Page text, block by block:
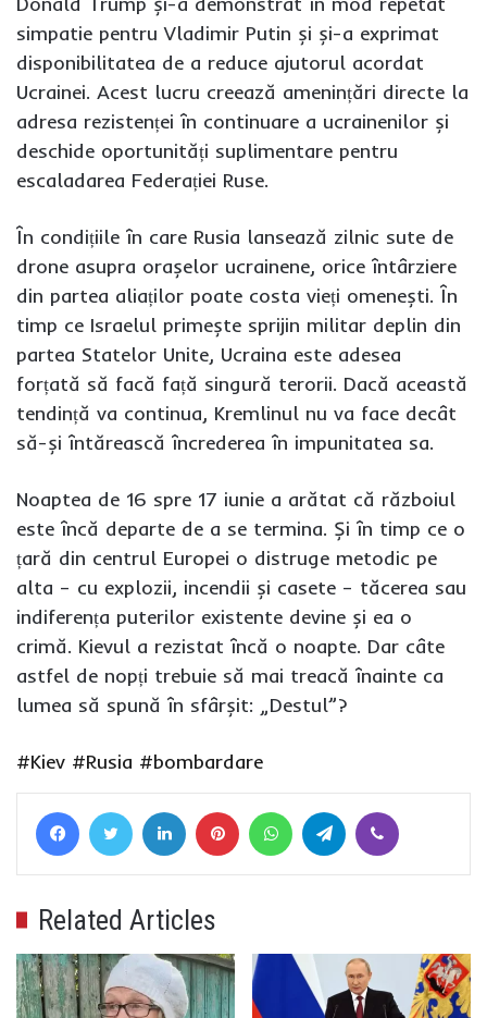
simpatie pentru Vladimir Putin și și-a exprimat
disponibilitatea de a reduce ajutorul acordat
Ucrainei. Acest lucru creează amenințări directe la
adresa rezistenței în continuare a ucrainenilor și
deschide oportunități suplimentare pentru
escaladarea Federației Ruse.
În condițiile în care Rusia lansează zilnic sute de
drone asupra orașelor ucrainene, orice întârziere
din partea aliaților poate costa vieți omenești. În
timp ce Israelul primește sprijin militar deplin din
partea Statelor Unite, Ucraina este adesea
forțată să facă față singură terorii. Dacă această
tendință va continua, Kremlinul nu va face decât
să-și întărească încrederea în impunitatea sa.
Noaptea de 16 spre 17 iunie a arătat că războiul
este încă departe de a se termina. Și în timp ce o
țară din centrul Europei o distruge metodic pe
alta – cu explozii, incendii și casete – tăcerea sau
indiferența puterilor existente devine și ea o
crimă. Kievul a rezistat încă o noapte. Dar câte
astfel de nopți trebuie să mai treacă înainte ca
lumea să spună în sfârșit: „Destul”?
#Kiev #Rusia #bombardare
FacebookTwitter LinkedIn Pinterest WhatsAppTelegram
Related Articles